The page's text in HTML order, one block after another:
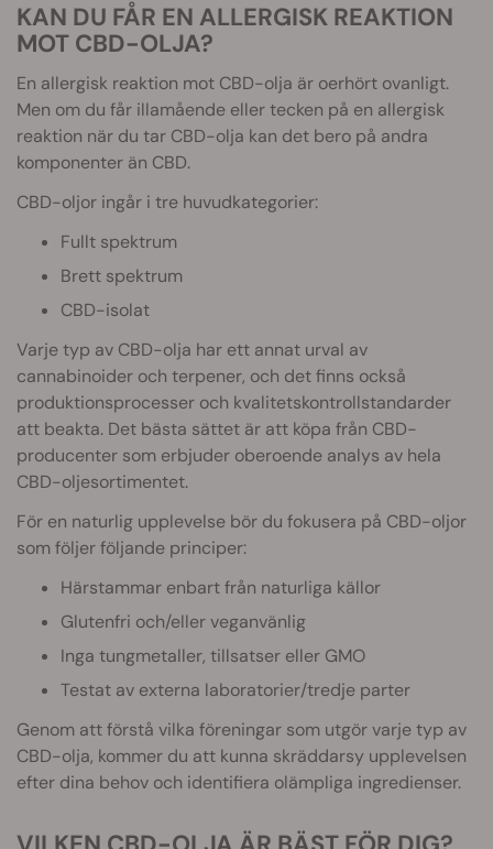
KAN DU FÅR EN ALLERGISK REAKTION
MOT CBD-OLJA?
En allergisk reaktion mot CBD-olja är oerhört ovanligt.
Men om du får illamående eller tecken på en allergisk
reaktion när du tar CBD-olja kan det bero på andra
komponenter än CBD.
CBD-oljor ingår i tre huvudkategorier:
Fullt spektrum
Brett spektrum
CBD-isolat
Varje typ av CBD-olja har ett annat urval av
cannabinoider och terpener, och det finns också
produktionsprocesser och kvalitetskontrollstandarder
att beakta. Det bästa sättet är att köpa från CBD-
producenter som erbjuder oberoende analys av hela
CBD-oljesortimentet.
För en naturlig upplevelse bör du fokusera på CBD-oljor
som följer följande principer:
Härstammar enbart från naturliga källor
Glutenfri och/eller veganvänlig
Inga tungmetaller, tillsatser eller GMO
Testat av externa laboratorier/tredje parter
Genom att förstå vilka föreningar som utgör varje typ av
CBD-olja, kommer du att kunna skräddarsy upplevelsen
efter dina behov och identifiera olämpliga ingredienser.